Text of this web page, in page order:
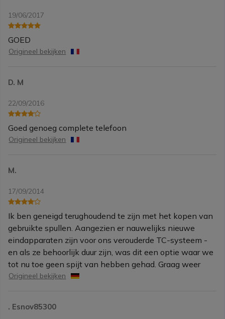
19/06/2017
GOED
Origineel bekijken
D. M
22/09/2016
Goed genoeg complete telefoon
Origineel bekijken
M.
17/09/2014
Ik ben geneigd terughoudend te zijn met het kopen van
gebruikte spullen. Aangezien er nauwelijks nieuwe
eindapparaten zijn voor ons verouderde TC-systeem -
en als ze behoorlijk duur zijn, was dit een optie waar we
tot nu toe geen spijt van hebben gehad. Graag weer
Origineel bekijken
. Esnov85300